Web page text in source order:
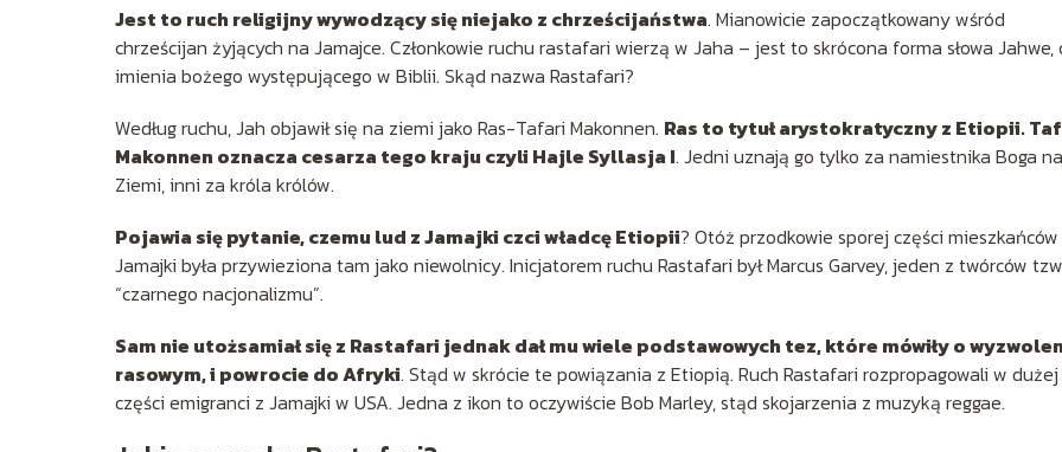
Jest to ruch religijny wywodzący się niejako z chrześcijaństwa. Mianowicie zapoczątkowany wśród
chrześcijan żyjących na Jamajce. Członkowie ruchu rastafari wierzą w Jaha – jest to skrócona forma słowa Jahwe,
imienia bożego występującego w Biblii. Skąd nazwa Rastafari?
Według ruchu, Jah objawił się na ziemi jako Ras-Tafari Makonnen. Ras to tytuł arystokratyczny z Etiopii.
Makonnen oznacza cesarza tego kraju czyli Hajle Syllasja I. Jedni uznają go tylko za namiestnika Boga na
Ziemi, inni za króla królów.
Pojawia się pytanie, czemu lud z Jamajki czci władcę Etiopii? Otóż przodkowie sporej części mieszkańców
Jamajki była przywieziona tam jako niewolnicy. Inicjatorem ruchu Rastafari był Marcus Garvey, jeden z twórców
“czarnego nacjonalizmu”.
Sam nie utożsamiał się z Rastafari jednak dał mu wiele podstawowych tez, które mówiły o
rasowym, i powrocie do Afryki. Stąd w skrócie te powiązania z Etiopią. Ruch Rastafari rozpropagowali w dużej
części emigranci z Jamajki w USA. Jedna z ikon to oczywiście Bob Marley, stąd skojarzenia z muzyką reggae.